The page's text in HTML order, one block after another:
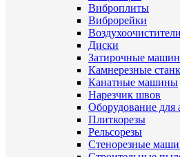
Виброплиты
Виброрейки
Воздухоочистители
Диски
Затирочные
Камнерезные
Канатные машины
Нарезчик швов
Оборудование для
Плиткорезы
Рельсорезы
Стенорезные